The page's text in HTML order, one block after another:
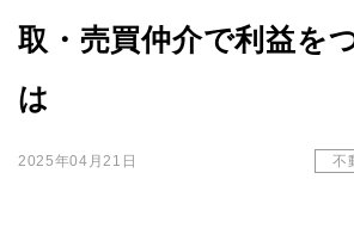
取・売買仲介で利益を
は
2025年04月21日 不